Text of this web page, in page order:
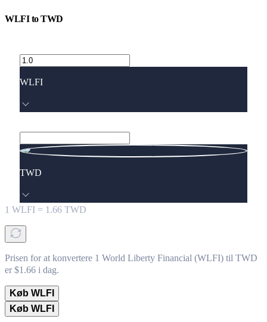
WLFItoTWD
WLFI
TWD
1 WLFI = 1.66 TWD
Prisen for at konvertere 1 World Liberty Financial (WLFI) til TWD
er $1.66 i dag.
Køb WLFI
Køb WLFI